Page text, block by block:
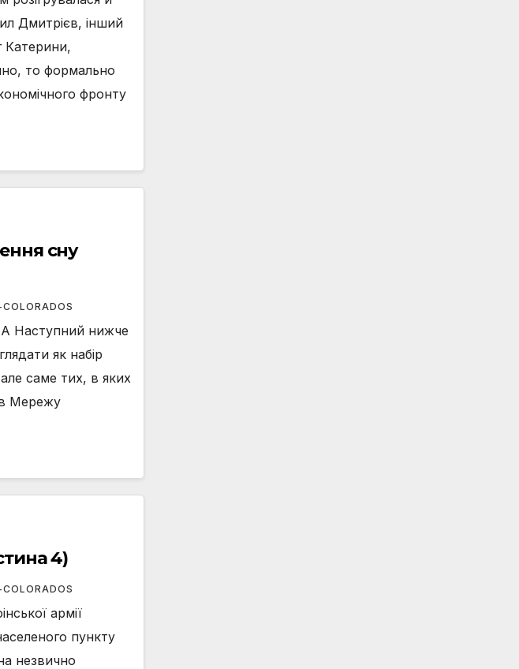
Дмитрієв, інший
Катерини,
то формально
фронту
сну
Наступний нижче
як набір
саме тих, в яких
Мережу
4)
армії
пункту
незвично